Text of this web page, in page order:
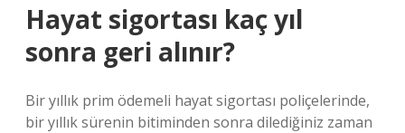
Hayat sigortası kaç yıl
sonra geri alınır?
Bir yıllık prim ödemeli hayat sigortası poliçelerinde,
bir yıllık sürenin bitiminden sonra dilediğiniz zaman